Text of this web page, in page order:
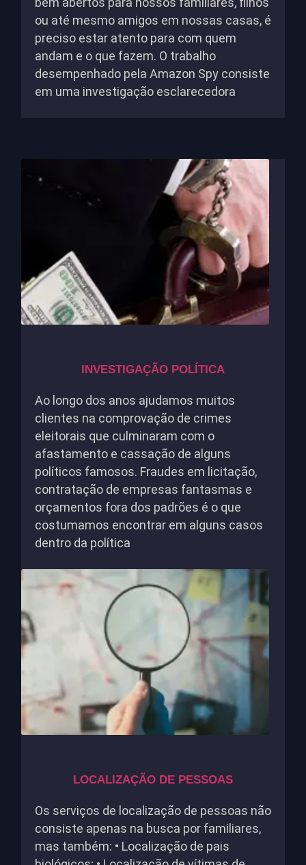
ou até mesmo amigos em nossas casas, é
preciso estar atento para com quem
andam e o que fazem. O trabalho
desempenhado pela Amazon Spy consiste
em uma investigação esclarecedora
INVESTIGAÇÃO POLÍTICA
Ao longo dos anos ajudamos muitos
clientes na comprovação de crimes
eleitorais que culminaram com o
afastamento e cassação de alguns
políticos famosos. Fraudes em licitação,
contratação de empresas fantasmas e
orçamentos fora dos padrões é o que
costumamos encontrar em alguns casos
dentro da política
LOCALIZAÇÃO DE PESSOAS
Os serviços de localização de pessoas não
consiste apenas na busca por familiares,
mas também: • Localização de pais